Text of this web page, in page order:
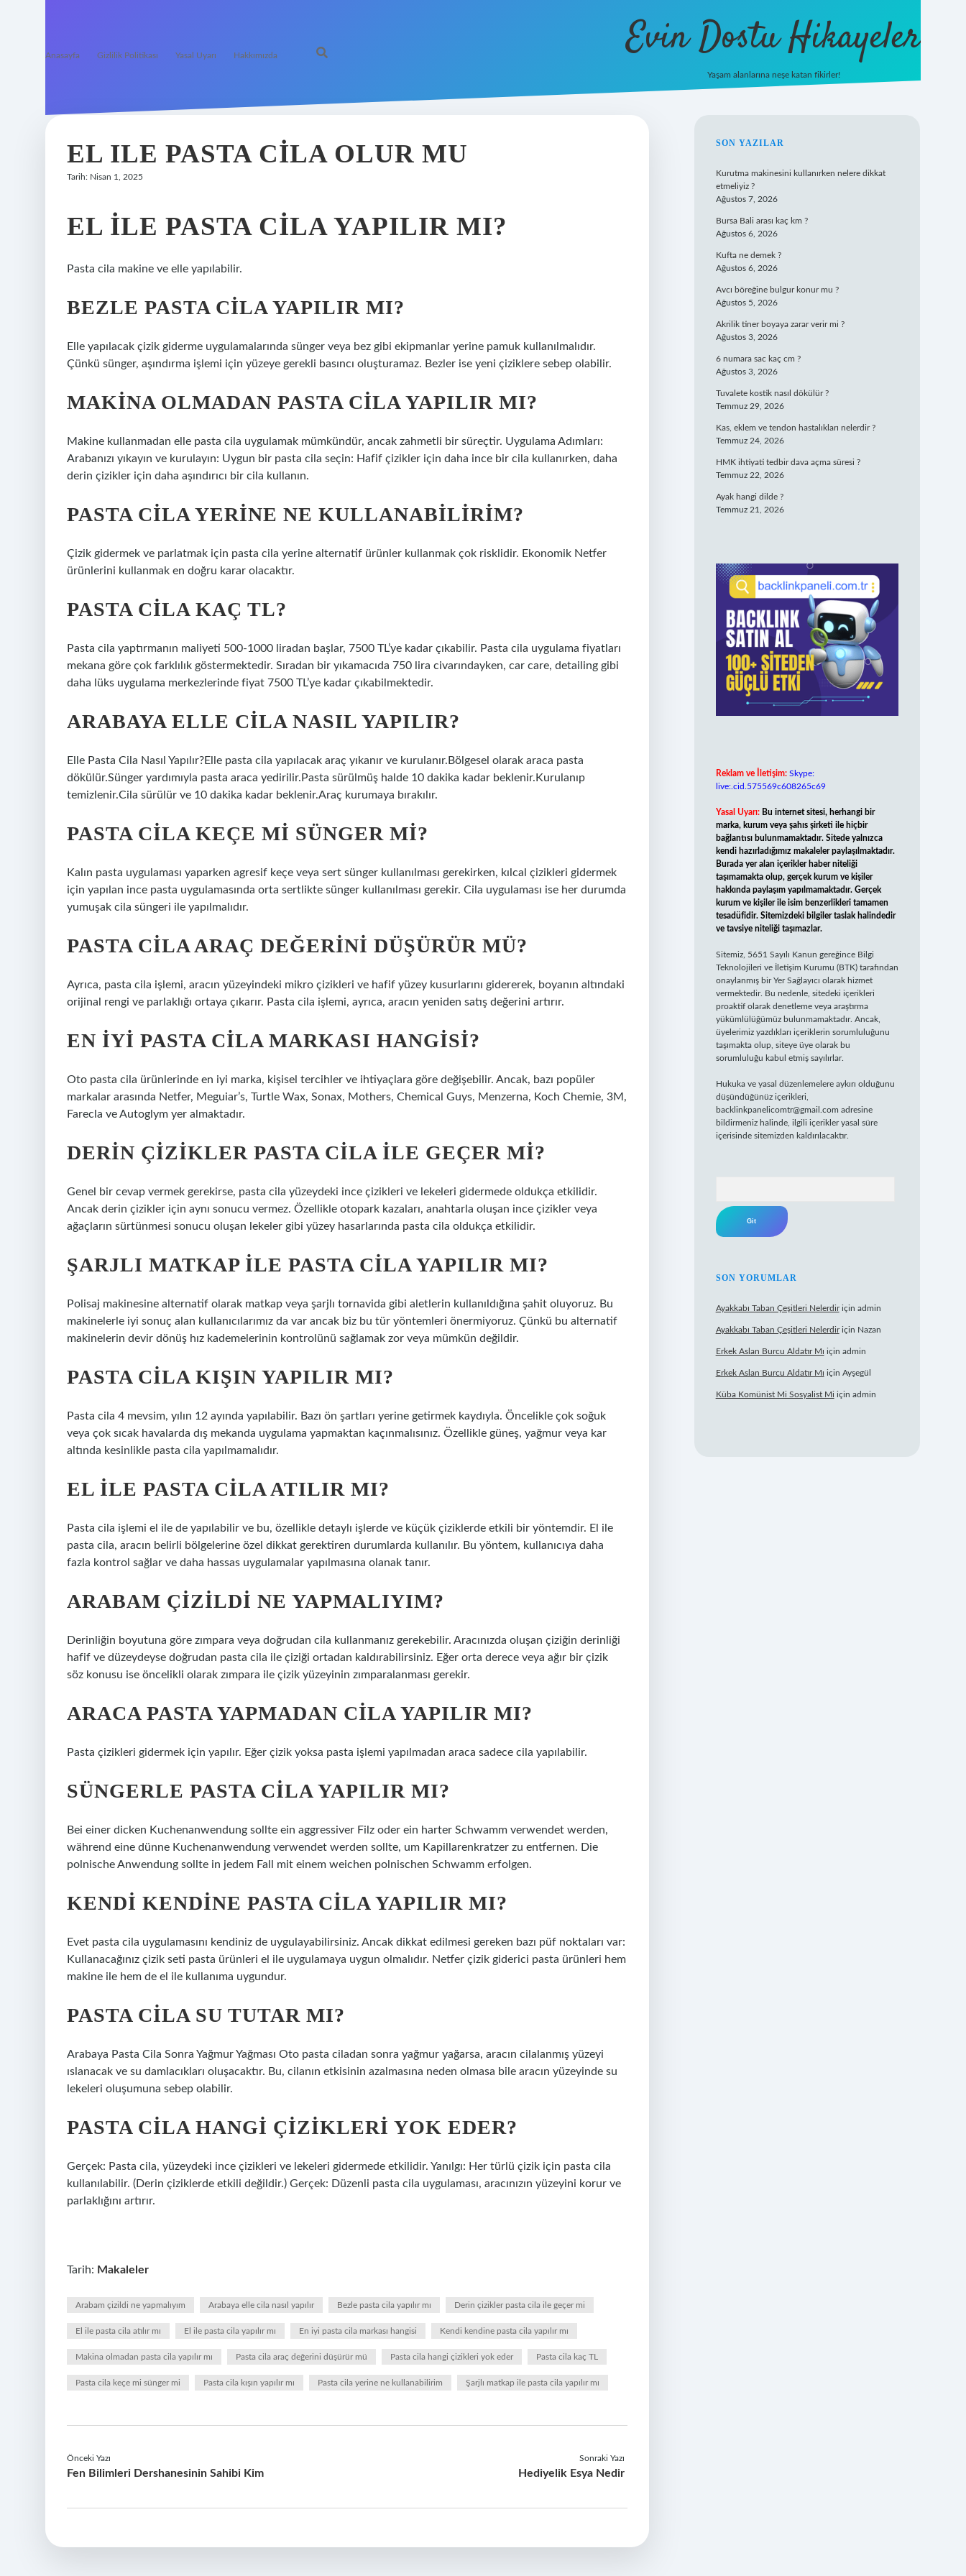
Anasayfa Gizlilik Politikası Yasal Uyarı Hakkımızda Evin Dostu Hikayeler
Yaşam alanlarına neşe katan fikirler!
EL ILE PASTA CILA OLUR MU
Tarih: Nisan 1, 2025
EL ILE PASTA CILA YAPILIR MI?
Pasta cila makine ve elle yapılabilir.
BEZLE PASTA CILA YAPILIR MI?
Elle yapılacak çizik giderme uygulamalarında sünger veya bez gibi ekipmanlar yerine pamuk kullanılmalıdır.
Çünkü sünger, aşındırma işlemi için yüzeye gerekli basıncı oluşturamaz. Bezler ise yeni çiziklere sebep olabilir.
MAKINA OLMADAN PASTA CILA YAPILIR MI?
Makine kullanmadan elle pasta cila uygulamak mümkündür, ancak zahmetli bir süreçtir. Uygulama Adımları:
Arabanızı yıkayın ve kurulayın: Uygun bir pasta cila seçin: Hafif çizikler için daha ince bir cila kullanırken, daha
derin çizikler için daha aşındırıcı bir cila kullanın.
PASTA CILA YERINE NE KULLANABILIRIM?
Çizik gidermek ve parlatmak için pasta cila yerine alternatif ürünler kullanmak çok risklidir. Ekonomik Netfer
ürünlerini kullanmak en doğru karar olacaktır.
PASTA CILA KAÇ TL?
Pasta cila yaptırmanın maliyeti 500-1000 liradan başlar, 7500 TL’ye kadar çıkabilir. Pasta cila uygulama fiyatları
mekana göre çok farklılık göstermektedir. Sıradan bir yıkamacıda 750 lira civarındayken, car care, detailing gibi
daha lüks uygulama merkezlerinde fiyat 7500 TL’ye kadar çıkabilmektedir.
ARABAYA ELLE CILA NASIL YAPILIR?
Elle Pasta Cila Nasıl Yapılır?Elle pasta cila yapılacak araç yıkanır ve kurulanır.Bölgesel olarak araca pasta
dökülür.Sünger yardımıyla pasta araca yedirilir.Pasta sürülmüş halde 10 dakika kadar beklenir.Kurulanıp
temizlenir.Cila sürülür ve 10 dakika kadar beklenir.Araç kurumaya bırakılır.
PASTA CILA KEÇE MI SÜNGER MI?
Kalın pasta uygulaması yaparken agresif keçe veya sert sünger kullanılması gerekirken, kılcal çizikleri gidermek
için yapılan ince pasta uygulamasında orta sertlikte sünger kullanılması gerekir. Cila uygulaması ise her durumda
yumuşak cila süngeri ile yapılmalıdır.
PASTA CILA ARAÇ DEĞERINI DÜŞÜRÜR MÜ?
Ayrıca, pasta cila işlemi, aracın yüzeyindeki mikro çizikleri ve hafif yüzey kusurlarını gidererek, boyanın altındaki
orijinal rengi ve parlaklığı ortaya çıkarır. Pasta cila işlemi, ayrıca, aracın yeniden satış değerini artırır.
EN IYI PASTA CILA MARKASI HANGISI?
Oto pasta cila ürünlerinde en iyi marka, kişisel tercihler ve ihtiyaçlara göre değişebilir. Ancak, bazı popüler
markalar arasında Netfer, Meguiar’s, Turtle Wax, Sonax, Mothers, Chemical Guys, Menzerna, Koch Chemie, 3M,
Farecla ve Autoglym yer almaktadır.
DERIN ÇIZIKLER PASTA CILA ILE GEÇER MI?
Genel bir cevap vermek gerekirse, pasta cila yüzeydeki ince çizikleri ve lekeleri gidermede oldukça etkilidir.
Ancak derin çizikler için aynı sonucu vermez. Özellikle otopark kazaları, anahtarla oluşan ince çizikler veya
ağaçların sürtünmesi sonucu oluşan lekeler gibi yüzey hasarlarında pasta cila oldukça etkilidir.
ŞARJLI MATKAP ILE PASTA CILA YAPILIR MI?
Polisaj makinesine alternatif olarak matkap veya şarjlı tornavida gibi aletlerin kullanıldığına şahit oluyoruz. Bu
makinelerle iyi sonuç alan kullanıcılarımız da var ancak biz bu tür yöntemleri önermiyoruz. Çünkü bu alternatif
makinelerin devir dönüş hız kademelerinin kontrolünü sağlamak zor veya mümkün değildir.
PASTA CILA KIŞIN YAPILIR MI?
Pasta cila 4 mevsim, yılın 12 ayında yapılabilir. Bazı ön şartları yerine getirmek kaydıyla. Öncelikle çok soğuk
veya çok sıcak havalarda dış mekanda uygulama yapmaktan kaçınmalısınız. Özellikle güneş, yağmur veya kar
altında kesinlikle pasta cila yapılmamalıdır.
EL ILE PASTA CILA ATILIR MI?
Pasta cila işlemi el ile de yapılabilir ve bu, özellikle detaylı işlerde ve küçük çiziklerde etkili bir yöntemdir. El ile
pasta cila, aracın belirli bölgelerine özel dikkat gerektiren durumlarda kullanılır. Bu yöntem, kullanıcıya daha
fazla kontrol sağlar ve daha hassas uygulamalar yapılmasına olanak tanır.
ARABAM ÇIZILDI NE YAPMALIYIM?
Derinliğin boyutuna göre zımpara veya doğrudan cila kullanmanız gerekebilir. Aracınızda oluşan çiziğin derinliği
hafif ve düzeydeyse doğrudan pasta cila ile çiziği ortadan kaldırabilirsiniz. Eğer orta derece veya ağır bir çizik
söz konusu ise öncelikli olarak zımpara ile çizik yüzeyinin zımparalanması gerekir.
ARACA PASTA YAPMADAN CILA YAPILIR MI?
Pasta çizikleri gidermek için yapılır. Eğer çizik yoksa pasta işlemi yapılmadan araca sadece cila yapılabilir.
SÜNGERLE PASTA CILA YAPILIR MI?
Bei einer dicken Kuchenanwendung sollte ein aggressiver Filz oder ein harter Schwamm verwendet werden,
während eine dünne Kuchenanwendung verwendet werden sollte, um Kapillarenkratzer zu entfernen. Die
polnische Anwendung sollte in jedem Fall mit einem weichen polnischen Schwamm erfolgen.
KENDI KENDINE PASTA CILA YAPILIR MI?
Evet pasta cila uygulamasını kendiniz de uygulayabilirsiniz. Ancak dikkat edilmesi gereken bazı püf noktaları var:
Kullanacağınız çizik seti pasta ürünleri el ile uygulamaya uygun olmalıdır. Netfer çizik giderici pasta ürünleri hem
makine ile hem de el ile kullanıma uygundur.
PASTA CILA SU TUTAR MI?
Arabaya Pasta Cila Sonra Yağmur Yağması Oto pasta ciladan sonra yağmur yağarsa, aracın cilalanmış yüzeyi
ıslanacak ve su damlacıkları oluşacaktır. Bu, cilanın etkisinin azalmasına neden olmasa bile aracın yüzeyinde su
lekeleri oluşumuna sebep olabilir.
PASTA CILA HANGI ÇIZIKLERI YOK EDER?
Gerçek: Pasta cila, yüzeydeki ince çizikleri ve lekeleri gidermede etkilidir. Yanılgı: Her türlü çizik için pasta cila
kullanılabilir. (Derin çiziklerde etkili değildir.) Gerçek: Düzenli pasta cila uygulaması, aracınızın yüzeyini korur ve
parlaklığını artırır.
Tarih: Makaleler
Arabam çizildi ne yapmalıyım Arabaya elle cila nasıl yapılır Bezle pasta cila yapılır mı Derin çizikler pasta cila ile geçer mi
El ile pasta cila atılır mı El ile pasta cila yapılır mı En iyi pasta cila markası hangisi Kendi kendine pasta cila yapılır mı
Makina olmadan pasta cila yapılır mı Pasta cila araç değerini düşürür mü Pasta cila hangi çizikleri yok eder Pasta cila kaç TL
Pasta cila keçe mi sünger mi Pasta cila kışın yapılır mı Pasta cila yerine ne kullanabilirim Şarjlı matkap ile pasta cila yapılır mı
Önceki Yazı
Fen Bilimleri Dershanesinin Sahibi Kim
Sonraki Yazı
Hediyelik Esya Nedir
SIDEBAR
SON YAZILAR
Kurutma makinesini kullanırken nelere dikkat
etmeliyiz ?
Ağustos 7, 2026
Bursa Bali arası kaç km ?
Ağustos 6, 2026
Kufta ne demek ?
Ağustos 6, 2026
Avcı böreğine bulgur konur mu ?
Ağustos 5, 2026
Akrilik tiner boyaya zarar verir mi ?
Ağustos 3, 2026
6 numara sac kaç cm ?
Ağustos 3, 2026
Tuvalete kostik nasıl dökülür ?
Temmuz 29, 2026
Kas, eklem ve tendon hastalıkları nelerdir ?
Temmuz 24, 2026
HMK ihtiyati tedbir dava açma süresi ?
Temmuz 22, 2026
Ayak hangi dilde ?
Temmuz 21, 2026
Reklam ve İletişim: Skype:
live:.cid.575569c608265c69
Yasal Uyarı: Bu internet sitesi, herhangi bir
marka, kurum veya şahıs şirketi ile hiçbir
bağlantısı bulunmamaktadır. Sitede yalnızca
kendi hazırladığımız makaleler paylaşılmaktadır.
Burada yer alan içerikler haber niteliği
taşımamakta olup, gerçek kurum ve kişiler
hakkında paylaşım yapılmamaktadır. Gerçek
kurum ve kişiler ile isim benzerlikleri tamamen
tesadüfidir. Sitemizdeki bilgiler taslak halindedir
ve tavsiye niteliği taşımazlar.
Sitemiz, 5651 Sayılı Kanun gereğince Bilgi
Teknolojileri ve İletişim Kurumu (BTK) tarafından
onaylanmış bir Yer Sağlayıcı olarak hizmet
vermektedir. Bu nedenle, sitedeki içerikleri
proaktif olarak denetleme veya araştırma
yükümlülüğümüz bulunmamaktadır. Ancak,
üyelerimiz yazdıkları içeriklerin sorumluluğunu
taşımakta olup, siteye üye olarak bu
sorumluluğu kabul etmiş sayılırlar.
Hukuka ve yasal düzenlemelere aykırı olduğunu
düşündüğünüz içerikleri,
backlinkpanelicomtr@gmail.com adresine
bildirmeniz halinde, ilgili içerikler yasal süre
içerisinde sitemizden kaldırılacaktır.
SON YORUMLAR
Ayakkabı Taban Çeşitleri Nelerdiriçin admin
Ayakkabı Taban Çeşitleri Nelerdiriçin Nazan
Erkek Aslan Burcu Aldatır Mı için admin
Erkek Aslan Burcu Aldatır Mı için Ayşegül
Küba Komünist Mi Sosyalist Mi için admin